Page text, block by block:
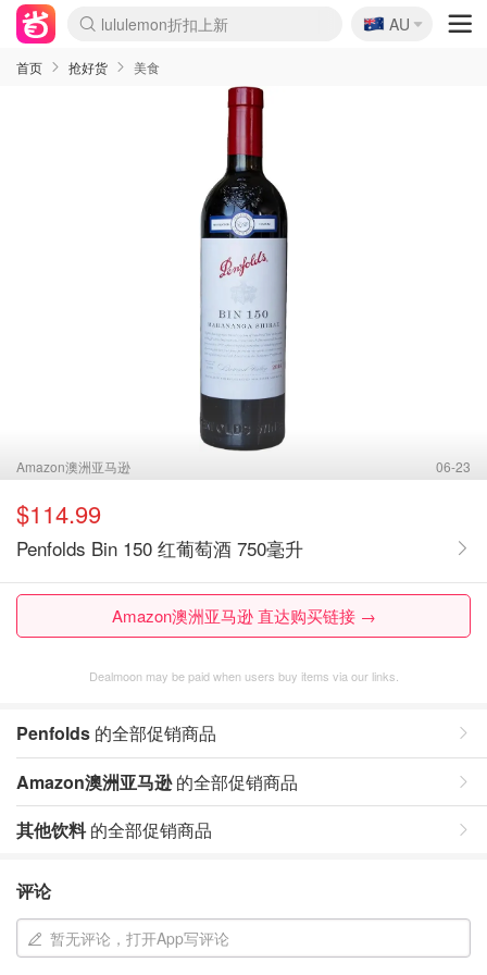
lululemon折扣上新
Sasa美妆护肤3.5折
SSENSE年中3折
FreshBeauty好价汇总
Cettire降价+叠9折
WWS Coles超市实拍
viagogo二手票捡漏
Myer超级周末1折
The Outnet奢牌1折起
David Jones 3折起
Flannels大牌1折
Perfumes Club护肤1折
AMIRO返校季6.2折
Amazon折扣汇总
eToro入金$200送$50
Amazon数码好物
ICONIC本周7.5折
ThedoubleF高奢地板价
Moose Knuckles 6折
丝芙兰5折起
EUFY官网3.7折起
Selenichast首饰2折
Trip机票酒店促销
YSL送5件彩妆礼
Amazon家居好物
Amazon美妆护肤
雅漾大喷$8
过敏原检测盒$33
伊索独家赠50ml沐浴露
科颜氏清仓3折
SEALIFE海洋馆门票6折
丝塔芙大白罐$16
订阅Newsletter送香薰
Cult Beauty 6.8折
Harrods圣诞日历2.3折
LN-CC奢牌私促3折
d'Alba空姐喷雾$16
EVE LOM套装逆天2折
Bernardelli独家4折
Adore Beauty 6折起
CT圣诞日历
Mytheresa奢品2.7折
Luxury Escapes 9折
Currentbody美容仪9折
MOON Garden Live
Roborock扫地机3.7折
Tingo Life水杯$24
Valentino官网5折
CR洗发护发6.3折
修丽可套装7.4折
Myer彩妆2件7折
GANNI官网4.5折
Stylevana韩妆4折
Tessabit高奢8.5折
OGX洗护4折
Amazon阿德莱德次日达
卡诗8.5折+赠礼
Philips Hue灯具8折
🇦🇺
AU
首页 抢好货 美食
Amazon澳洲亚马逊 06-23
$114.99
Penfolds Bin 150 红葡萄酒 750毫升
Amazon澳洲亚马逊 直达购买链接 →
Dealmoon may be paid when users buy items via our links.
Penfolds 的全部促销商品
Amazon澳洲亚马逊的全部促销商品
其他饮料的全部促销商品
评论
暂无评论，打开App写评论